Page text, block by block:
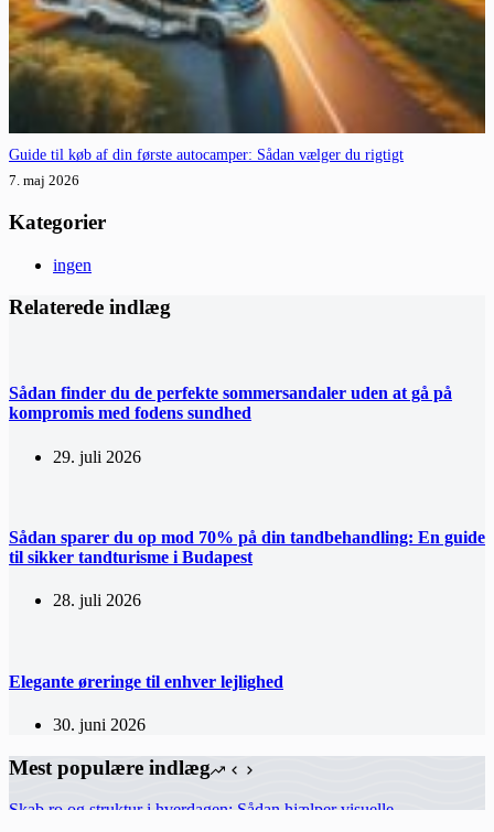
Guide til køb af din første autocamper: Sådan vælger du rigtigt
7. maj 2026
Kategorier
ingen
Relaterede indlæg
Sådan finder du de perfekte sommersandaler uden at gå på
kompromis med fodens sundhed
29. juli 2026
Sådan sparer du op mod 70% på din tandbehandling: En guide
til sikker tandturisme i Budapest
28. juli 2026
Elegante øreringe til enhver lejlighed
30. juni 2026
Mest populære indlæg
Skab ro og struktur i hverdagen: Sådan hjælper visuelle